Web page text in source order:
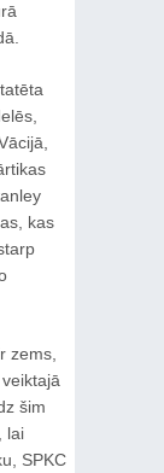
kas
zems,
šim
lai
SPKC